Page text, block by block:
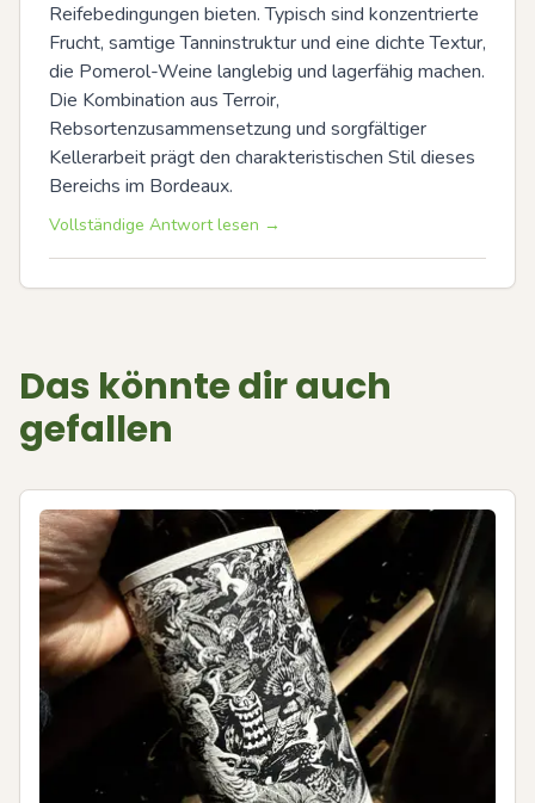
Reifebedingungen bieten. Typisch sind konzentrierte
Frucht, samtige Tanninstruktur und eine dichte Textur,
die Pomerol-Weine langlebig und lagerfähig machen.
Die Kombination aus Terroir,
Rebsortenzusammensetzung und sorgfältiger
Kellerarbeit prägt den charakteristischen Stil dieses
Bereichs im Bordeaux.
Vollständige Antwort lesen →
Das könnte dir auch
gefallen